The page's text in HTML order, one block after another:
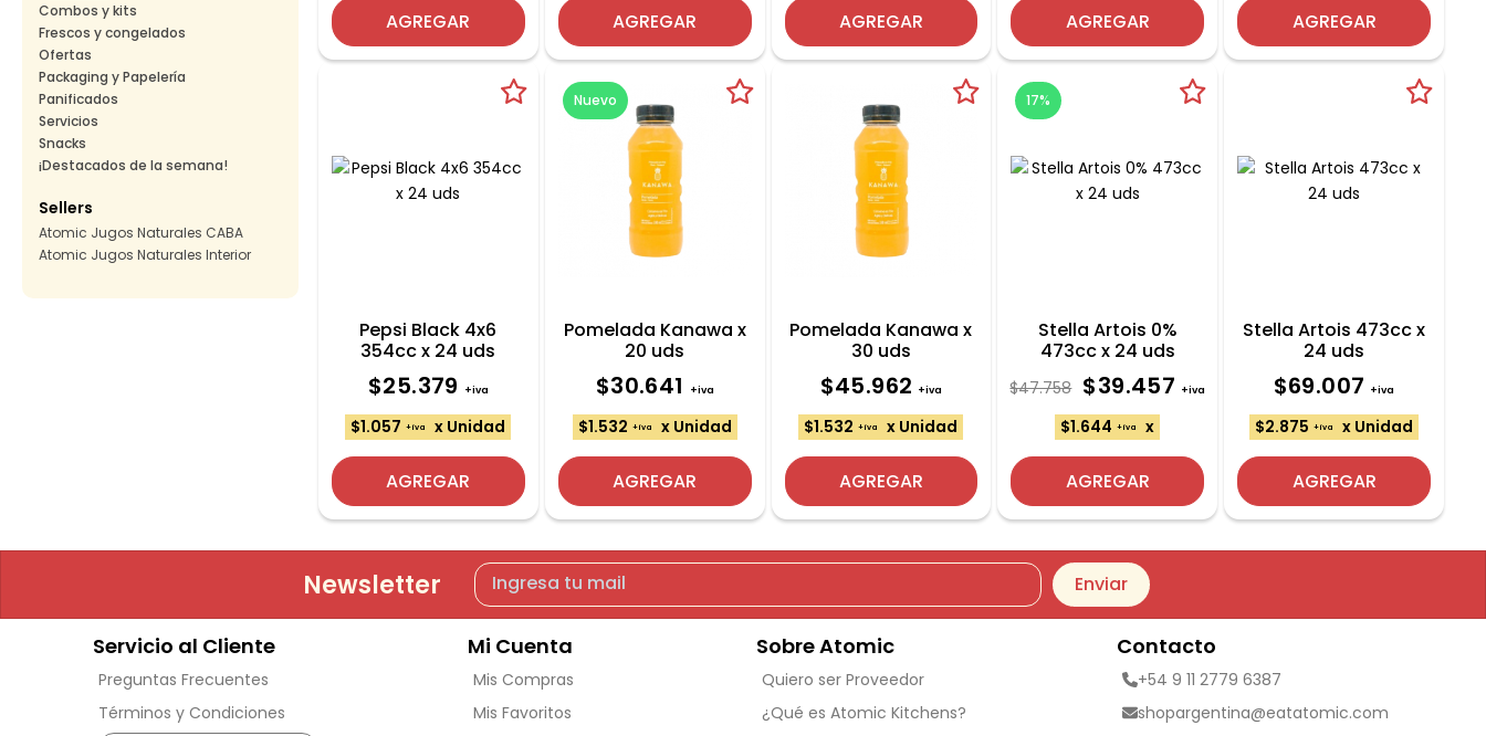
Combos y kits
Frescos y congelados
Ofertas
Packaging y Papelería
Panificados
Servicios
Snacks
¡Destacados de la semana!
Sellers
Atomic Jugos Naturales CABA
Atomic Jugos Naturales Interior
AGREGAR AGREGAR AGREGAR AGREGAR AGREGAR
Pepsi Black 4x6
354cc x 24 uds
$25.379 +iva
$1.057 +iva x Unidad
AGREGAR
Nuevo
Pomelada Kanawa x
20 uds
$30.641 +iva
$1.532 +iva x Unidad
AGREGAR
Pomelada Kanawa x
30 uds
$45.962 +iva
$1.532 +iva x Unidad
AGREGAR
17%
Stella Artois 0%
473cc x 24 uds
$47.758 $39.457 +iva
$1.644 +iva x
AGREGAR
Stella Artois 473cc x
24 uds
$69.007 +iva
$2.875 +iva x Unidad
AGREGAR
Newsletter Enviar
Servicio al Cliente
Preguntas Frecuentes
Términos y Condiciones
Mi Cuenta
Mis Compras
Mis Favoritos
Sobre Atomic
Quiero ser Proveedor
¿Qué es Atomic Kitchens?
Contacto
+54 9 11 2779 6387
shopargentina@eatatomic.com